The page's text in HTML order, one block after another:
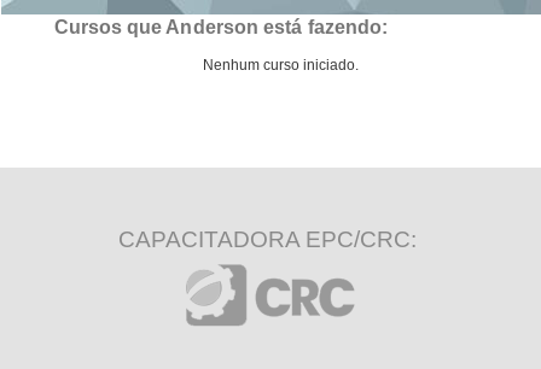
Cursos que Anderson está fazendo:
Nenhum curso iniciado.
CAPACITADORA EPC/CRC: